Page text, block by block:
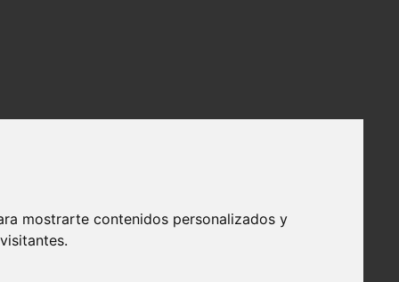
mostrarte contenidos personalizados y